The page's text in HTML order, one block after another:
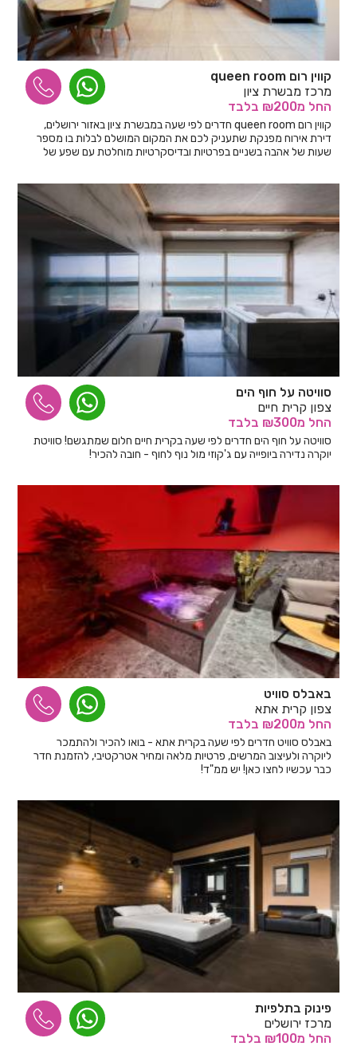
קווין רום queen room
מרכז מבשרת ציון
החל מ₪200 בלבד
קווין רום queen room חדרים לפי שעה במבשרת ציון באזור ירושלים,
דירת אירוח מפנקת שתעניק לכם את המקום המושלם לבלות בו מספר
שעות של אהבה בשניים בפרטיות ובדיסקרטיות מוחלטת עם שפע של
סוויטה על חוף הים
צפון קרית חיים
החל מ₪300 בלבד
סוויטה על חוף הים חדרים לפי שעה בקרית חיים חלום שמתגשם! סוויטת
יוקרה נדירה ביופייה עם ג'קוזי מול נוף לחוף - חובה להכיר!
באבלס סוויט
צפון קרית אתא
החל מ₪200 בלבד
באבלס סוויט חדרים לפי שעה בקרית אתא - בואו להכיר ולהתמכר
ליוקרה ולעיצוב המרשים, פרטיות מלאה ומחיר אטרקטיבי, להזמנת חדר
כבר עכשיו לחצו כאן! יש ממ"ד!
פינוק בתלפיות
מרכז ירושלים
החל מ₪100 בלבד